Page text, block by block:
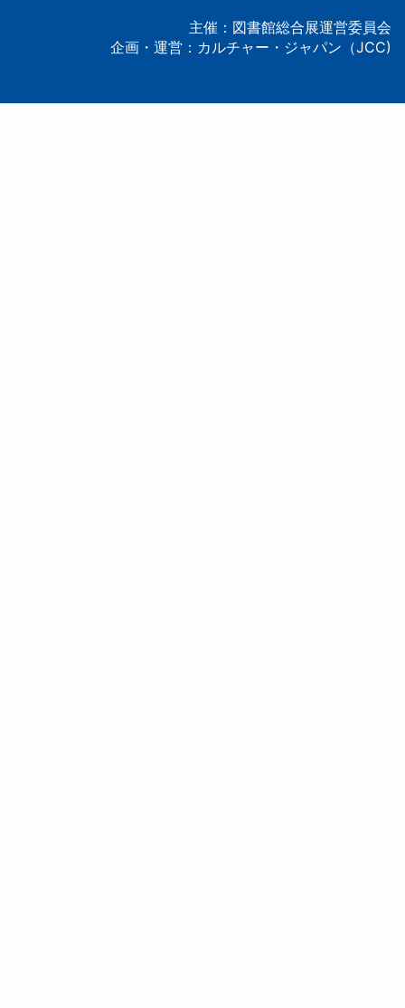
主催：図書館総合展運営委員会
企画・運営：カルチャー・ジャパン（JCC)